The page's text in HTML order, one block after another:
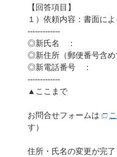
【回答項目】
１）依頼内容：書面に
-------------
◎新氏名 ：
◎新住所（郵便番号含
◎新電話番号 ：
-------------
▲ここまで
お問合せフォームは
す）
住所・氏名の変更が完